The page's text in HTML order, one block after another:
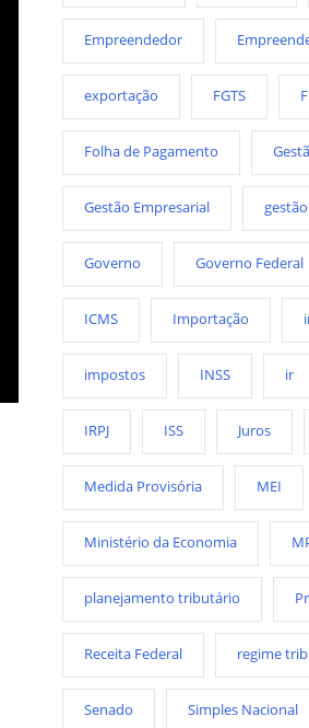
Empreendedor
exportação FGTS
Folha de Pagamento
Gestão Empresarial
Governo Governo Federal
ICMS Importação
impostos INSS ir
IRPJ ISS Juros
Medida Provisória MEI
Ministério da Economia
planejamento tributário
Receita Federal regime
Senado Simples Nacional